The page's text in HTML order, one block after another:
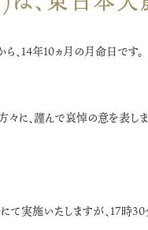
、14年10ヵ月の月命日です。
に、謹んで哀悼の意を表し
て実施いたしますが、17